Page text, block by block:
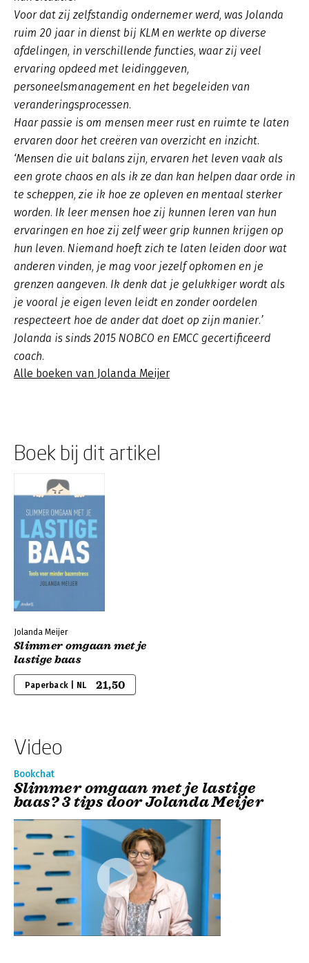
Voor dat zij zelfstandig ondernemer werd, was Jolanda
ruim 20 jaar in dienst bij KLM en werkte op diverse
afdelingen, in verschillende functies, waar zij veel
ervaring opdeed met leidinggeven,
personeelsmanagement en het begeleiden van
veranderingsprocessen.
Haar passie is om mensen meer rust en ruimte te laten
ervaren door het creëren van overzicht en inzicht.
‘Mensen die uit balans zijn, ervaren het leven vaak als
een grote chaos en als ik ze dan kan helpen daar orde in
te scheppen, zie ik hoe ze opleven en mentaal sterker
worden. Ik leer mensen hoe zij kunnen leren van hun
ervaringen en hoe zij zelf weer grip kunnen krijgen op
hun leven. Niemand hoeft zich te laten leiden door wat
anderen vinden, je mag voor jezelf opkomen en je
grenzen aangeven. Ik denk dat je gelukkiger wordt als
je vooral je eigen leven leidt en zonder oordelen
respecteert hoe de ander dat doet op zijn manier.’
Jolanda is sinds 2015 NOBCO en EMCC gecertificeerd
coach.
Alle boeken van Jolanda Meijer
Boek bij dit artikel
Jolanda Meijer
Slimmer omgaan met je
lastige baas
Paperback | NL 21,50
Video
Bookchat
Slimmer omgaan met je lastige
baas? 3 tips door Jolanda Meijer